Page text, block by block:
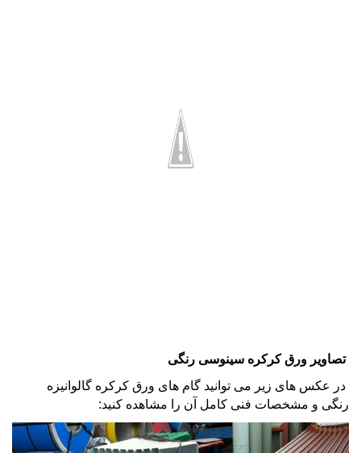
تصاویر ورق کرکره سینوسی رنگی
در عکس های زیر می توانید گام های ورق کرکره گالوانیزه
رنگی و مشخصات فنی کامل آن را مشاهده کنید: